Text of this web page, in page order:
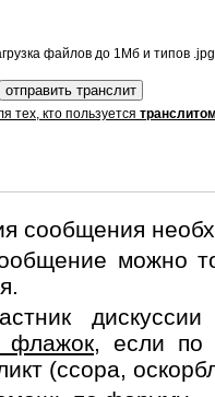
файлов до 1Мб и типов
тех, кто пользуется
сообщения
можно
флажок, если по
(ссора,